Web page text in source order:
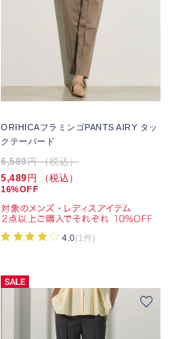
ORIHICAフラミンゴPANTS AIRY タッ
クテーパード
6,589円 （税込）
5,489円 （税込）
16%OFF
4.0(1件)